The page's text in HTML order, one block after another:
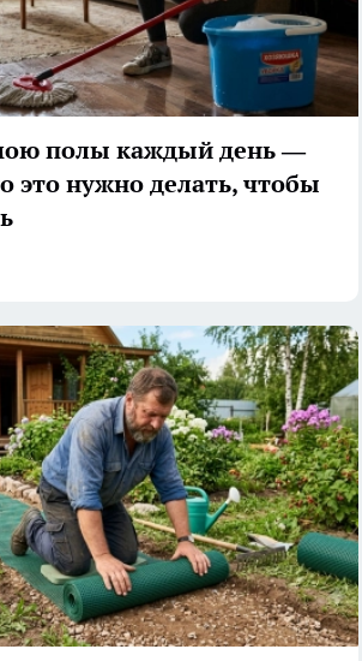
полы каждый день —
это нужно делать, чтобы